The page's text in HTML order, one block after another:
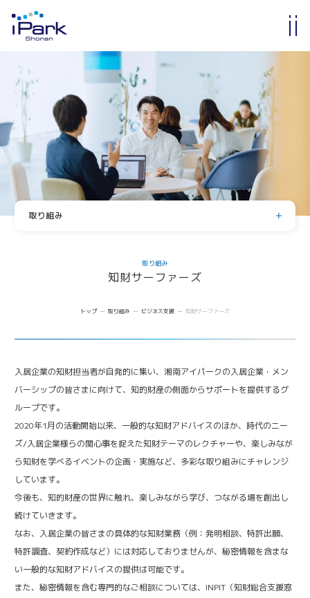
オフィス・ラボ入居
メンバーシップ入会
入居・メンバー企業一覧
入居者コミュニティ
サイエンスカフェ
有志活動(iPass)
Innovators in Shonan iPark
入居者・メンバーシップの声
取り組み
サイエンスメンター
コラボレーション支援
共創支援プログラム(CollaboRaising)
リーダーズクラブ
ビジネス支援
Venture Mentoring Service
知財サーファーズ
ベンチャー・アカデミア支援
Incubation Program
iPSC Delivery Platform
日本VCコンソーシアム
湘南会議
次世代治療研究開発拠点構築
ヘルスケアMaas研究
取り組み
知財サーファーズ
トップ 取り組み ビジネス支援 知財サーファーズ
入居企業の知財担当者が自発的に集い、湘南アイパークの入居企業・メン
バーシップの皆さまに向けて、知的財産の側面からサポートを提供するグ
ループです。
2020年1月の活動開始以来、一般的な知財アドバイスのほか、時代のニー
ズ/入居企業様らの関心事を捉えた知財テーマのレクチャーや、楽しみなが
ら知財を学べるイベントの企画・実施など、多彩な取り組みにチャレンジ
しています。
今後も、知的財産の世界に触れ、楽しみながら学び、つながる場を創出し
続けていきます。
なお、入居企業の皆さまの具体的な知財業務（例：発明相談、特許出願、
特許調査、契約作成など）には対応しておりませんが、秘密情報を含まな
い一般的な知財アドバイスの提供は可能です。
また、秘密情報を含む専門的なご相談については、INPIT（知財総合支援窓